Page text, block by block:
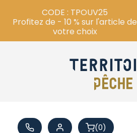
(0)
CODE : TPOUV25
Profitez de - 10 % sur l'article de
votre choix